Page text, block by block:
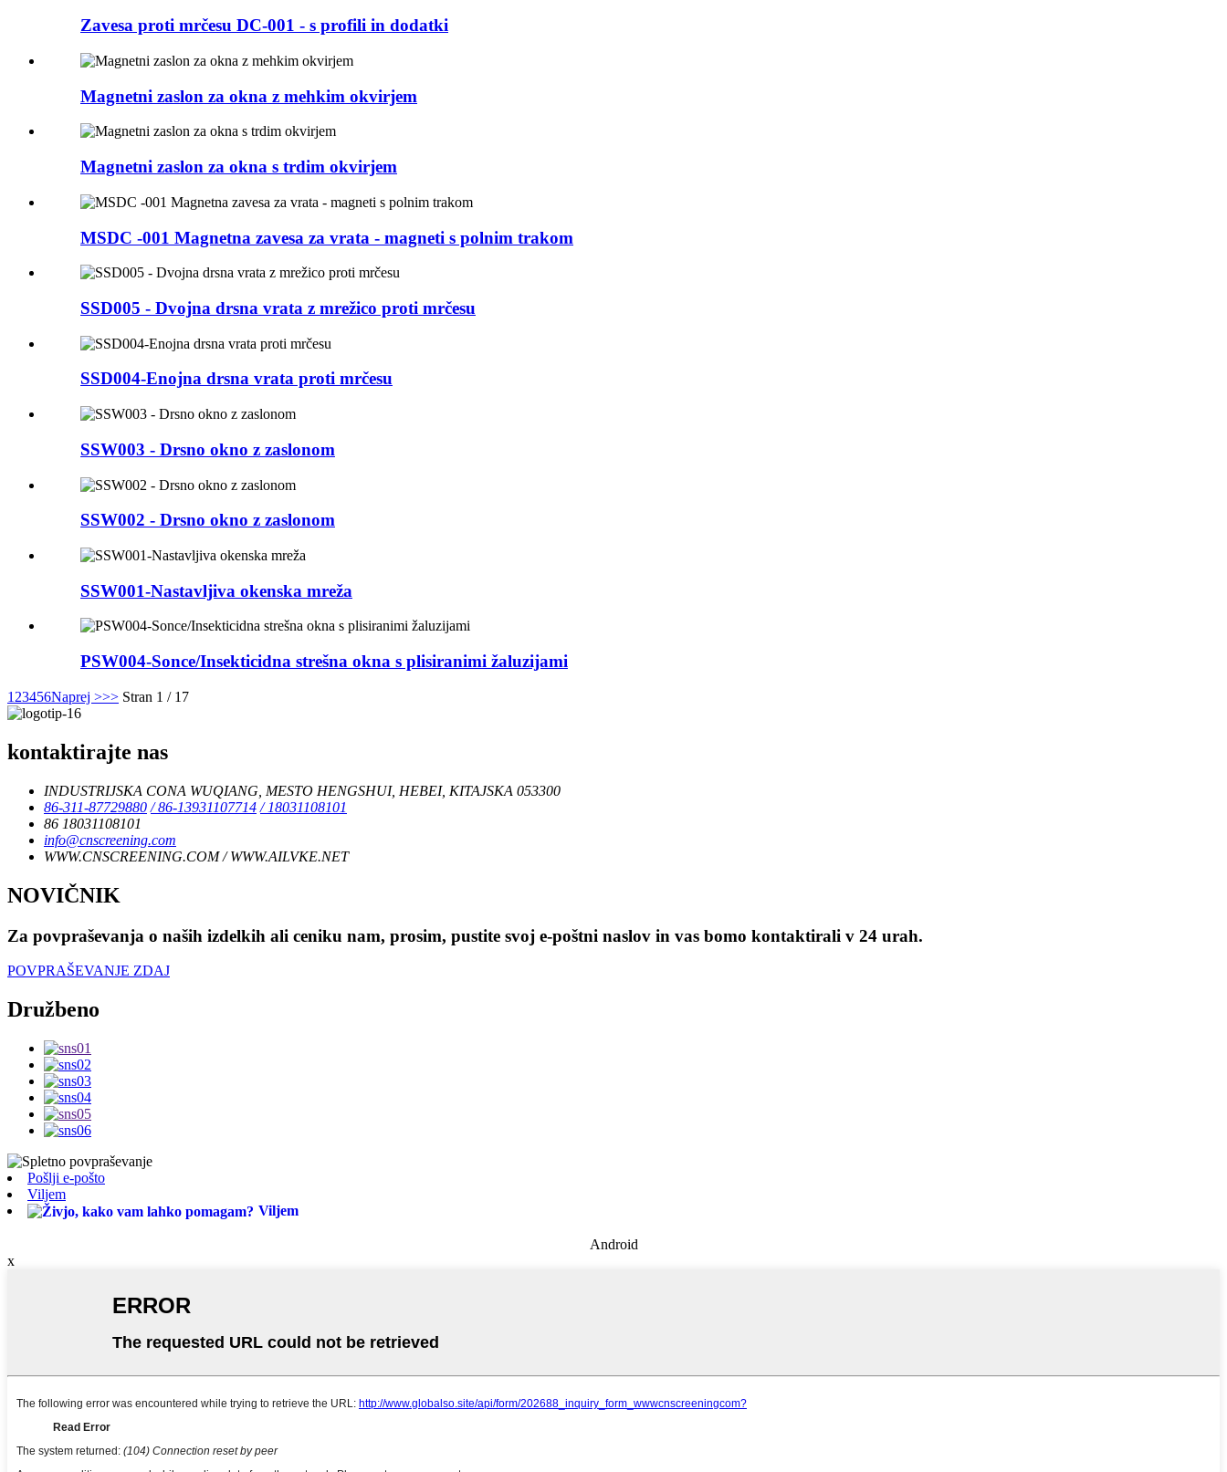
Zavesa proti mrčesu DC-001 - s profili in dodatki
Magnetni zaslon za okna z mehkim okvirjem
Magnetni zaslon za okna s trdim okvirjem
MSDC -001 Magnetna zavesa za vrata - magneti s polnim trakom
SSD005 - Dvojna drsna vrata z mrežico proti mrčesu
SSD004-Enojna drsna vrata proti mrčesu
SSW003 - Drsno okno z zaslonom
SSW002 - Drsno okno z zaslonom
SSW001-Nastavljiva okenska mreža
PSW004-Sonce/Insekticidna strešna okna s plisiranimi žaluzijami
1 23456Naprej >>> Stran 1 / 17
kontaktirajte nas
INDUSTRIJSKA CONA WUQIANG, MESTO HENGSHUI, HEBEI, KITAJSKA 053300
86-311-87729880 / 86-13931107714 / 18031108101
86 18031108101
info@cnscreening.com
WWW.CNSCREENING.COM / WWW.AILVKE.NET
NOVIČNIK
Za povpraševanja o naših izdelkih ali ceniku nam, prosim, pustite svoj e-poštni naslov in vas bomo kontaktirali v 24 urah.
POVPRAŠEVANJE ZDAJ
Družbeno
Pošlji e-pošto
Viljem
Viljem
Android
x